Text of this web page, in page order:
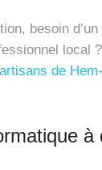
besoin d’un
local
artisans de
à